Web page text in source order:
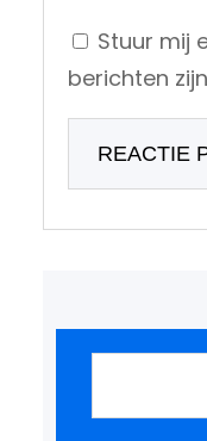
Stuur mij
berichten